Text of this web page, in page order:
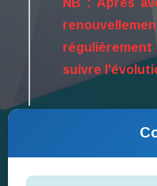
NB : Après
suivre